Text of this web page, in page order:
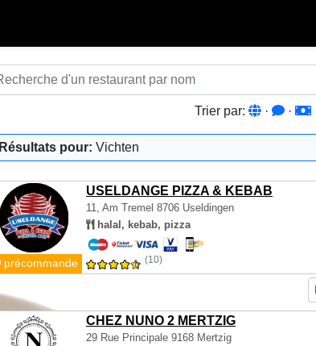
Trier par: · ·
Résultats pour: Vichten
USELDANGE PIZZA & KEBAB
11, Am Tremel 8706 Useldingen
halal, kebab, pizza
précommande (10)
CHEZ NUNO 2 MERTZIG
29 Rue Principale 9168 Mertzig